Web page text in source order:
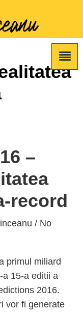
–
record
/ No
primul miliard
a 15-a editii a
2016.
vor fi generate